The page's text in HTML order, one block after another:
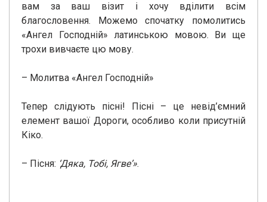
вам за ваш візит і хочу вділити всім
благословення. Можемо спочатку помолитись
«Ангел Господній» латинською мовою. Ви ще
трохи вивчаєте цю мову.
– Молитва «Ангел Господній»
Тепер слідують пісні! Пісні – це невід’ємний
елемент вашої Дороги, особливо коли присутній
Кіко.
– Пісня: Дяка, Тобі, Ягве’».